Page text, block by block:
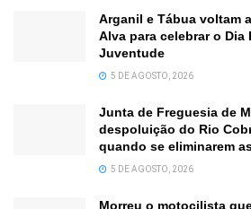
Arganil e Tábua voltam
Alva para celebrar o
Juventude
5 DE AGOSTO, 2026
Junta de Freguesia de
despoluição do Rio
quando se eliminarem
5 DE AGOSTO, 2026
Morreu o motocilista